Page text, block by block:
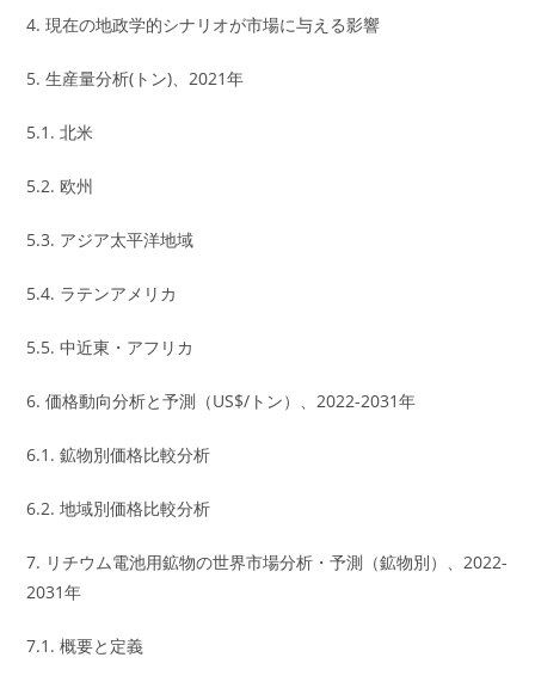
4. 現在の地政学的シナリオが市場に与える影響
5. 生産量分析(トン)、2021年
5.1. 北米
5.2. 欧州
5.3. アジア太平洋地域
5.4. ラテンアメリカ
5.5. 中近東・アフリカ
6. 価格動向分析と予測（US$/トン）、2022-2031年
6.1. 鉱物別価格比較分析
6.2. 地域別価格比較分析
7. リチウム電池用鉱物の世界市場分析・予測（鉱物別）、2022-
2031年
7.1. 概要と定義